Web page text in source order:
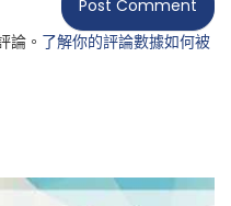
論。 了解你的評論數據如何被